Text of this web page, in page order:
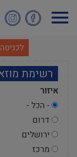
לתוכן
העיקרי
רשימת
איזור
- הכל -
דרום
ירושלים
מרכז